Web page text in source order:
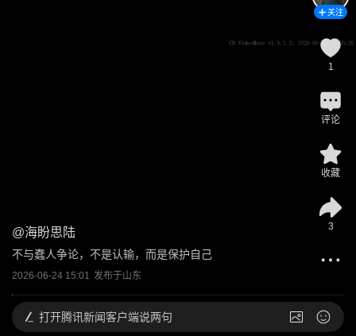
@海盼思陆
不与蠢人争论，不是认输，而是保护自己
2026-06-24 15:01 发布于山东
关注
1
评论
收藏
3
打开腾讯新闻客户端说两句